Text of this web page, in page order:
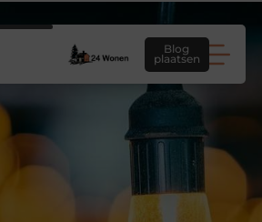
Blog
plaatsen